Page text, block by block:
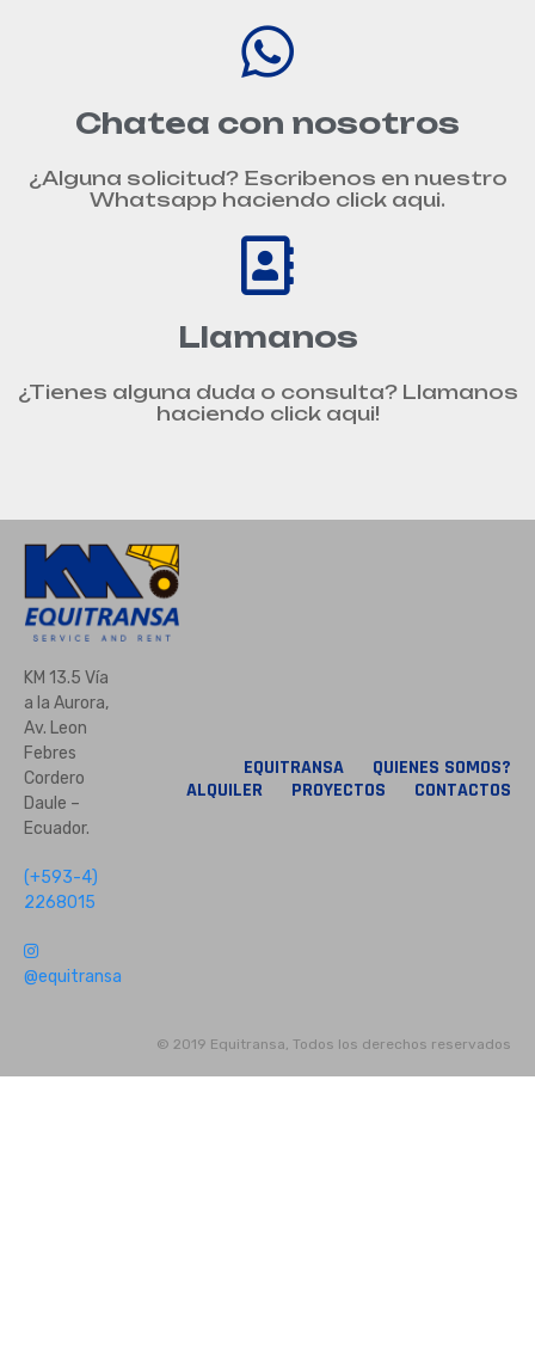
Chatea con nosotros
¿Alguna solicitud? Escribenos en nuestro
Whatsapp haciendo click aqui.
Llamanos
¿Tienes alguna duda o consulta? Llamanos
haciendo click aqui!
KM 13.5 Vía
a la Aurora,
Av. Leon
Febres
Cordero
Daule –
Ecuador.
(+593-4)
2268015
@equitransa
EQUITRANSA
QUIENES SOMOS?
ALQUILER
PROYECTOS CONTACTOS
© 2019 Equitransa, Todos los derechos reservados